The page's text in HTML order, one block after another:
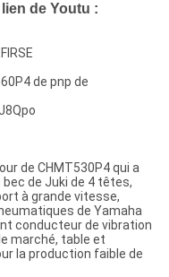
de Youtu :
de pnp de
de CHMT530P4 qui a
de Juki de 4 têtes,
à grande vitesse,
de Yamaha
conducteur de vibration
marché, table et
la production faible de